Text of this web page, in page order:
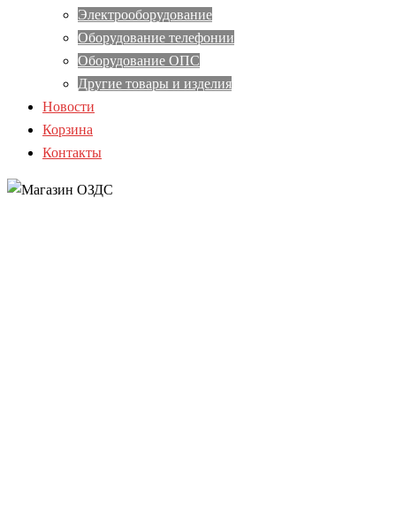
Электрооборудование
Оборудование телефонии
Оборудование ОПС
Другие товары и изделия
Новости
Корзина
Контакты